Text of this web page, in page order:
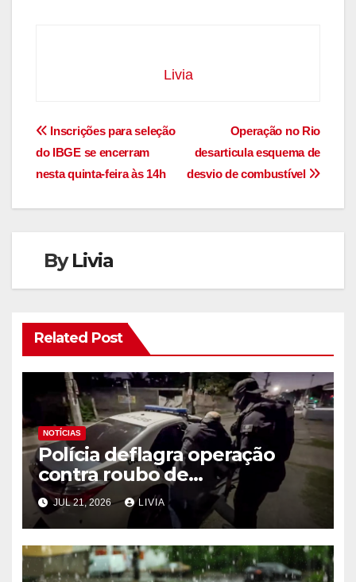
Livia
Navegação
de
Post
Operação no Rio
desarticula esquema de
desvio de combustível
Inscrições para seleção
do IBGE se encerram
nesta quinta-feira às 14h
ByLivia
Related Post
NOTÍCIAS
Polícia deflagra operação
contra roubo de
medicamentos oncológicos
JUL 21, 2026 LIVIA